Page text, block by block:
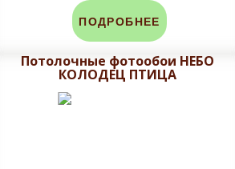
ПОДРОБНЕЕ
Потолочные фотообои НЕБО
КОЛОДЕЦ ПТИЦА